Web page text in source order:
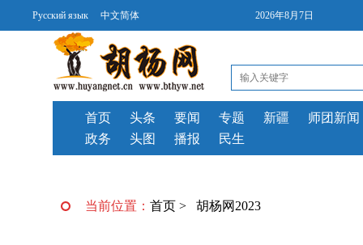
Русский язык 中文简体 2026年8月7日
首页 头条
要闻
政务
头图 播报
专题 新疆
师团新闻
民生
当前位置： 首页 > 胡杨网2023